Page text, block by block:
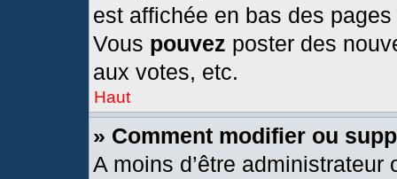
est affichée en bas des
Vous pouvez poster des
aux votes, etc.
Haut
» Comment modifier ou
A moins d’être